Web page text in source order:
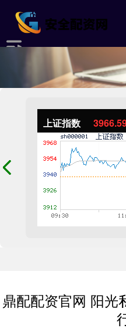
上证指数
鼎配配资官网 阳光